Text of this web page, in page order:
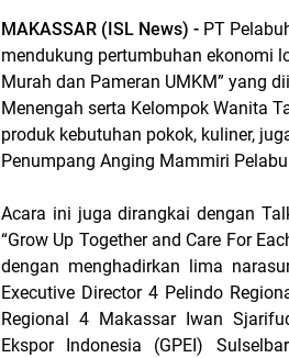
MAKASSAR (ISL News) - PT
mendukung pertumbuhan ekonomi
Murah dan Pameran UMKM” yang
Menengah serta Kelompok Wanita
produk kebutuhan pokok, kuliner,
Penumpang Anging Mammiri
Acara ini juga dirangkai dengan
“Grow Up Together and Care For
dengan menghadirkan lima
Executive Director 4 Pelindo
Regional 4 Makassar Iwan
Ekspor Indonesia (GPEI)